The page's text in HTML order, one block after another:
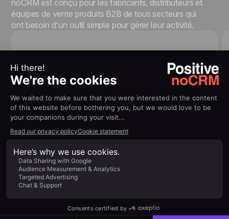
noCRM est conçu pour les fabricants, distributeurs et
équipes de vente produits B2B de tous secteurs qui
ont besoin d'un outil simple pour gérer leur activité.
industriels
100% connecté à votre
écosystème
Connectez facilement vos outils du quotidien pour